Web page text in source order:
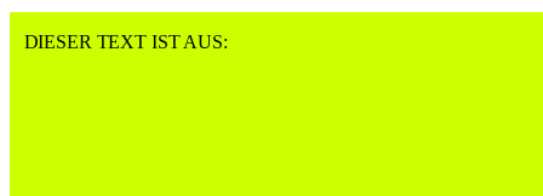
DIESER TEXT IST AUS: